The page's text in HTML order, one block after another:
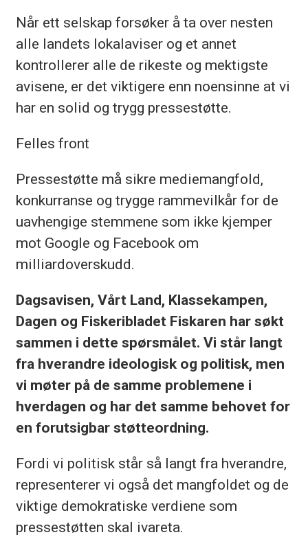
Når ett selskap forsøker å ta over nesten
alle landets lokalaviser og et annet
kontrollerer alle de rikeste og mektigste
avisene, er det viktigere enn noensinne at vi
har en solid og trygg pressestøtte.
Felles front
Pressestøtte må sikre mediemangfold,
konkurranse og trygge rammevilkår for de
uavhengige stemmene som ikke kjemper
mot Google og Facebook om
milliardoverskudd.
Dagsavisen, Vårt Land, Klassekampen,
Dagen og Fiskeribladet Fiskaren har søkt
sammen i dette spørsmålet. Vi står langt
fra hverandre ideologisk og politisk, men
vi møter på de samme problemene i
hverdagen og har det samme behovet for
en forutsigbar støtteordning.
Fordi vi politisk står så langt fra hverandre,
representerer vi også det mangfoldet og de
viktige demokratiske verdiene som
pressestøtten skal ivareta.